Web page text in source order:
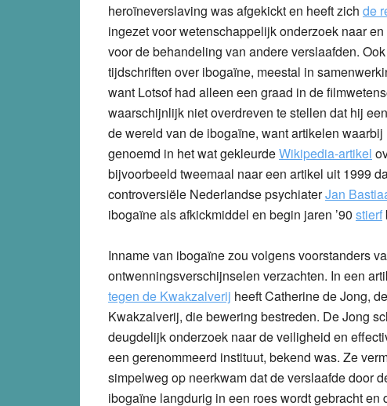
heroïneverslaving was afgekickt en heeft zich de
ingezet voor wetenschappelijk onderzoek naar
voor de behandeling van andere verslaafden.
tijdschriften over ibogaïne, meestal in
want Lotsof had alleen een graad in de
waarschijnlijk niet overdreven te stellen dat hij
de wereld van de ibogaïne, want artikelen
genoemd in het wat gekleurdeWikipedia-artikel
bijvoorbeeld tweemaal naar een artikel uit 1999
controversiële Nederlandse psychiaterJan
ibogaïne als afkickmiddel en begin jaren ’90 stierf
Inname van ibogaïne zou volgens voorstanders
ontwenningsverschijnselen verzachten. In een
tegen de Kwakzalverij heeft Catherine de Jong,
Kwakzalverij, die bewering bestreden. De Jong
deugdelijk onderzoek naar de veiligheid en
een gerenommeerd instituut, bekend was. Ze
simpelweg op neerkwam dat de verslaafde door
ibogaïne langdurig in een roes wordt gebracht